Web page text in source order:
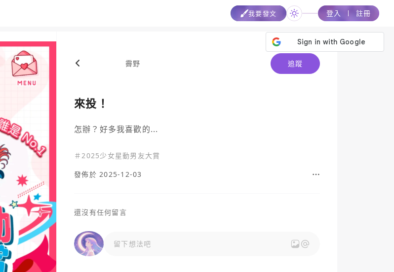
我要發文 登入 註冊
霽野 追蹤
來投！
怎辦？好多我喜歡的...
＃2025少女星動男友大賞
發佈於 2025-12-03
還沒有任何留言
留下想法吧